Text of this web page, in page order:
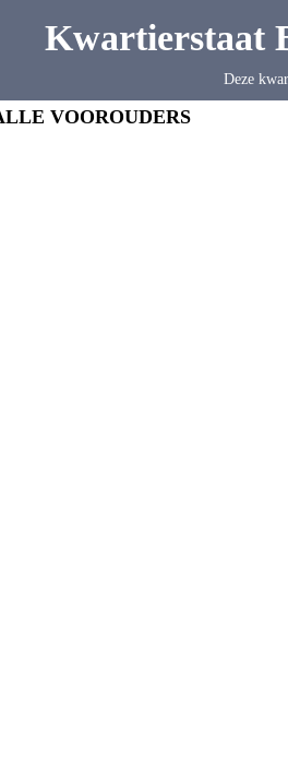
Kwartierstaat
Deze
VOOROUDERS